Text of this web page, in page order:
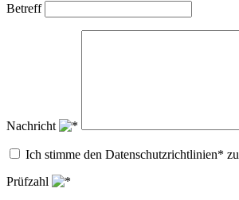
Betreff
Nachricht
Ich stimme den Datenschutzrichtlinien* zu
Prüfzahl